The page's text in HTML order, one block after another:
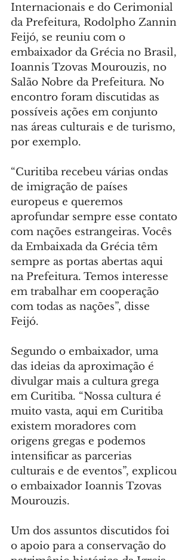
Internacionais e do Cerimonial
da Prefeitura, Rodolpho Zannin
Feijó, se reuniu com o
embaixador da Grécia no Brasil,
Ioannis Tzovas Mourouzis, no
Salão Nobre da Prefeitura. No
encontro foram discutidas as
possíveis ações em conjunto
nas áreas culturais e de turismo,
por exemplo.
“Curitiba recebeu várias ondas
de imigração de países
europeus e queremos
aprofundar sempre esse contato
com nações estrangeiras. Vocês
da Embaixada da Grécia têm
sempre as portas abertas aqui
na Prefeitura. Temos interesse
em trabalhar em cooperação
com todas as nações”, disse
Feijó.
Segundo o embaixador, uma
das ideias da aproximação é
divulgar mais a cultura grega
em Curitiba. “Nossa cultura é
muito vasta, aqui em Curitiba
existem moradores com
origens gregas e podemos
intensificar as parcerias
culturais e de eventos”, explicou
o embaixador Ioannis Tzovas
Mourouzis.
Um dos assuntos discutidos foi
o apoio para a conservação do